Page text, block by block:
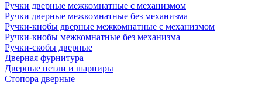
Ручки дверные межкомнатные с механизмом
Ручки дверные межкомнатные без механизма
Ручки-кнобы дверные межкомнатные с механизмом
Ручки-кнобы межкомнатные без механизма
Ручки-скобы дверные
Дверная фурнитура
Дверные петли и шарниры
Стопора дверные